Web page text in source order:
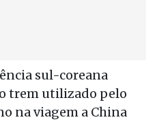
sul-coreana
trem utilizado pelo
na viagem a China